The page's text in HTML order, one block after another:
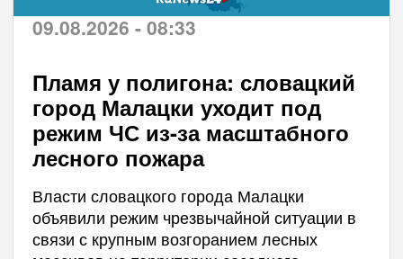
09.08.2026 - 08:33
Пламя у полигона: словацкий
город Малацки уходит под
режим ЧС из-за масштабного
лесного пожара
Власти словацкого города Малацки
объявили режим чрезвычайной ситуации в
связи с крупным возгоранием лесных